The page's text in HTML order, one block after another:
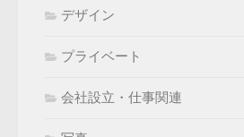
デザイン
プライベート
会社設立・仕事関連